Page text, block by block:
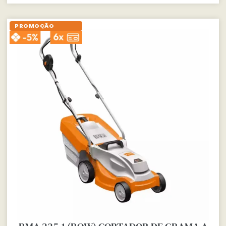
PROMOÇÃO